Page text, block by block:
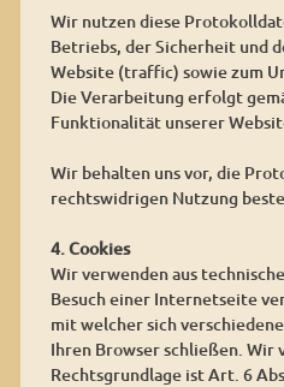
Wir nutzen diese
Betriebs, der Sicherheit und
Website (traffic) sowie zum
Die Verarbeitung erfolgt
Funktionalität unserer
Wir behalten uns vor, die
rechtswidrigen Nutzung
4. Cookies
Wir verwenden aus
Besuch einer Internetseite
mit welcher sich
Ihren Browser schließen. Wir
Rechtsgrundlage ist Art. 6